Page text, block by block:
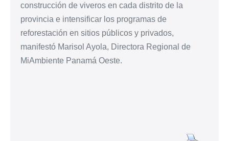
construcción de viveros en cada distrito de la
provincia e intensificar los programas de
reforestación en sitios públicos y privados,
manifestó Marisol Ayola, Directora Regional de
MiAmbiente Panamá Oeste.